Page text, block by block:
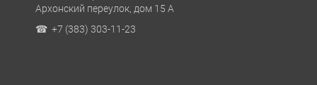
Архонский переулок, дом 15 А
☎ +7 (383) 303-11-23